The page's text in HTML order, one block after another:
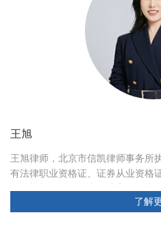
王旭
王旭律师，北京市信凯律师事务所
有法律职业资格证、证券从业资格
了解